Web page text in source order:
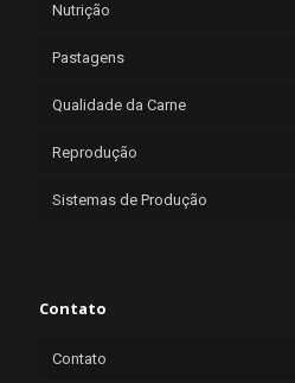
Nutrição
Pastagens
Qualidade da Carne
Reprodução
Sistemas de Produção
Contato
Contato